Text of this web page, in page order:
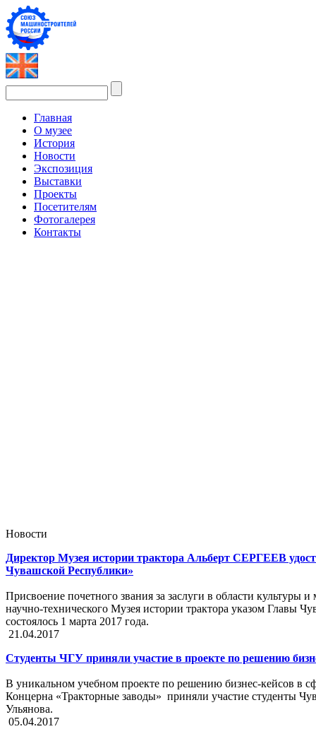
Главная
О музее
История
Новости
Экспозиция
Выставки
Проекты
Посетителям
Фотогалерея
Контакты
Новости
Директор Музея истории трактора Альберт СЕРГЕЕВ
Чувашской Республики»
Присвоение почетного звания за заслуги в области
научно-технического Музея истории трактора указом
состоялось 1 марта 2017 года.
21.04.2017
Студенты ЧГУ приняли участие в проекте по решению
В уникальном учебном проекте по решению бизнес-кейсов в
Концерна «Тракторные заводы» приняли участие студенты
Ульянова.
05.04.2017